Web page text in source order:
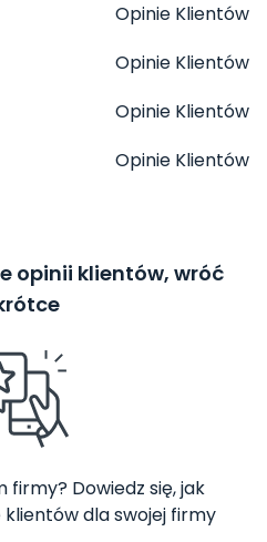
Opinie Klientów
Opinie Klientów
Opinie Klientów
Opinie Klientów
opinii klientów, wróć
firmy? Dowiedz się, jak
dla swojej firmy